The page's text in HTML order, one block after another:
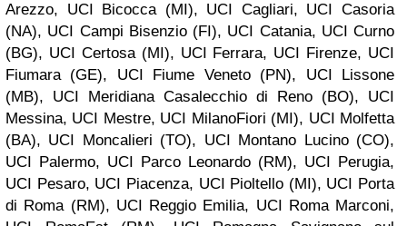
Arezzo, UCI Bicocca (MI), UCI Cagliari, UCI Casoria
(NA), UCI Campi Bisenzio (FI), UCI Catania, UCI Curno
(BG), UCI Certosa (MI), UCI Ferrara, UCI Firenze, UCI
Fiumara (GE), UCI Fiume Veneto (PN), UCI Lissone
(MB), UCI Meridiana Casalecchio di Reno (BO), UCI
Messina, UCI Mestre, UCI MilanoFiori (MI), UCI Molfetta
(BA), UCI Moncalieri (TO), UCI Montano Lucino (CO),
UCI Palermo, UCI Parco Leonardo (RM), UCI Perugia,
UCI Pesaro, UCI Piacenza, UCI Pioltello (MI), UCI Porta
di Roma (RM), UCI Reggio Emilia, UCI Roma Marconi,